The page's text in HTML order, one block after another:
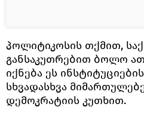
პოლიტიკოსის თქმით,
განსაკუთრებით ბოლო
იქნება ეს
სხვადასხვა
დემოკრატიის კუთხით.